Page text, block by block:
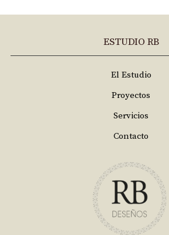
ESTUDIO RB
El Estudio
Proyectos
Servicios
Contacto